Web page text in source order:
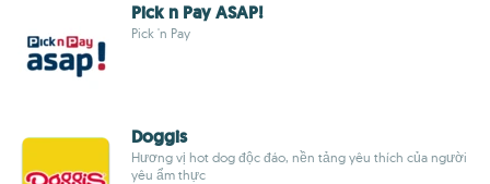
Pick n Pay ASAP!
Pick 'n Pay
Doggis
Hương vị hot dog độc đáo, nền tảng yêu thích của người
yêu ẩm thực